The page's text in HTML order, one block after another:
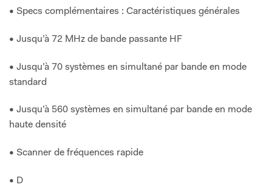
• Specs complémentaires : Caractéristiques générales
• Jusqu’à 72 MHz de bande passante HF
• Jusqu’à 70 systèmes en simultané par bande en mode
standard
• Jusqu’à 560 systèmes en simultané par bande en mode
haute densité
• Scanner de fréquences rapide
• D